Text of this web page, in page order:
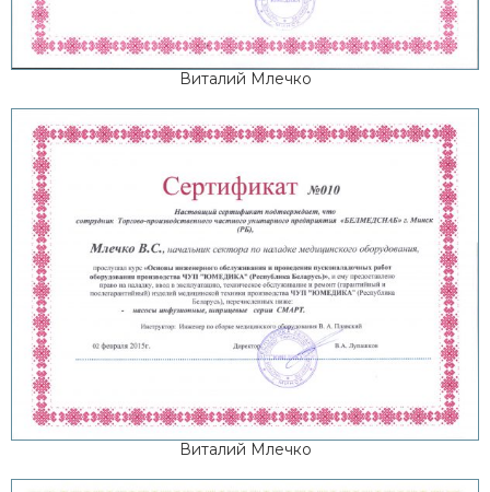
Виталий Млечко
Виталий Млечко